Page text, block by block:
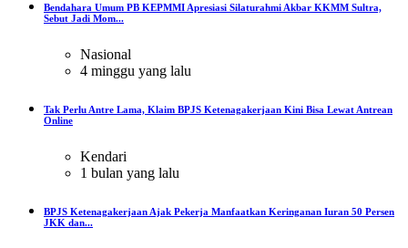
Bendahara Umum PB KEPMMI Apresiasi Silaturahmi Akbar KKMM Sultra,
Sebut Jadi Mom...
Nasional
4 minggu yang lalu
Tak Perlu Antre Lama, Klaim BPJS Ketenagakerjaan Kini Bisa Lewat Antrean
Online
Kendari
1 bulan yang lalu
BPJS Ketenagakerjaan Ajak Pekerja Manfaatkan Keringanan Iuran 50 Persen
JKK dan...